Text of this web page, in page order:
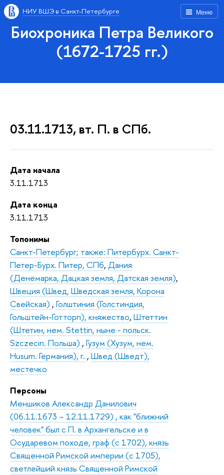
Меню
НИУ ВШЭ в Санкт-Петербурге
Биохроника Петра Великого
(1672-1725 гг.)
03.11.1713, вт. П. в СПб.
Дата начала
3.11.1713
Дата конца
3.11.1713
Топонимы
Санкт-Петербург; также: Питербурх. Санкт-
Петер-Бурх. Питер, СПб, Дания
(Денемарка, Дацкая земля, Датская земля),
Швеция (Швед, Шведская земля, Корона
Свейская) , Голштиния (Голстиндия,
Гольштейн-Готторп), княжество, Штеттин
(Штетин, нем. Stettin, ныне - польск.
Szczecin. Польша) , Гузум (Хузум, нем.
Husum. Германия), г. , Швед (Шведт),
местечко
Персоны
Меншиков Александр Данилович
(06.11.1673 – 12.11.1729) , как "ближний
человек" был с П. в Архангельске и в
Осударевом походе, граф (с 1702), князь
Священной Римской империи (с 1705),
светлейший князь Священной Римской